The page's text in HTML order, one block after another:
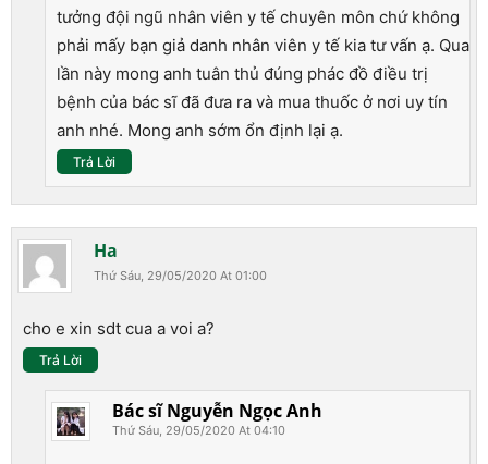
tưởng đội ngũ nhân viên y tế chuyên môn chứ không
phải mấy bạn giả danh nhân viên y tế kia tư vấn ạ. Qua
lần này mong anh tuân thủ đúng phác đồ điều trị
bệnh của bác sĩ đã đưa ra và mua thuốc ở nơi uy tín
anh nhé. Mong anh sớm ổn định lại ạ.
Trả Lời
Ha
Thứ Sáu, 29/05/2020 At 01:00
cho e xin sdt cua a voi a?
Trả Lời
Bác sĩ Nguyễn Ngọc Anh
Thứ Sáu, 29/05/2020 At 04:10